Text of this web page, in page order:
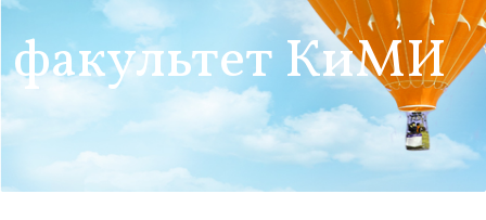
факультет КиМИ